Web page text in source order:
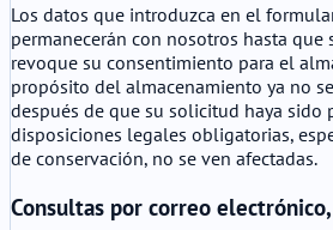
Los datos que introduzca en el
permanecerán con nosotros hasta
revoque su consentimiento para el
propósito del almacenamiento ya no
después de que su solicitud haya sido
disposiciones legales obligatorias,
de conservación, no se ven afectadas.
Consultas por correo